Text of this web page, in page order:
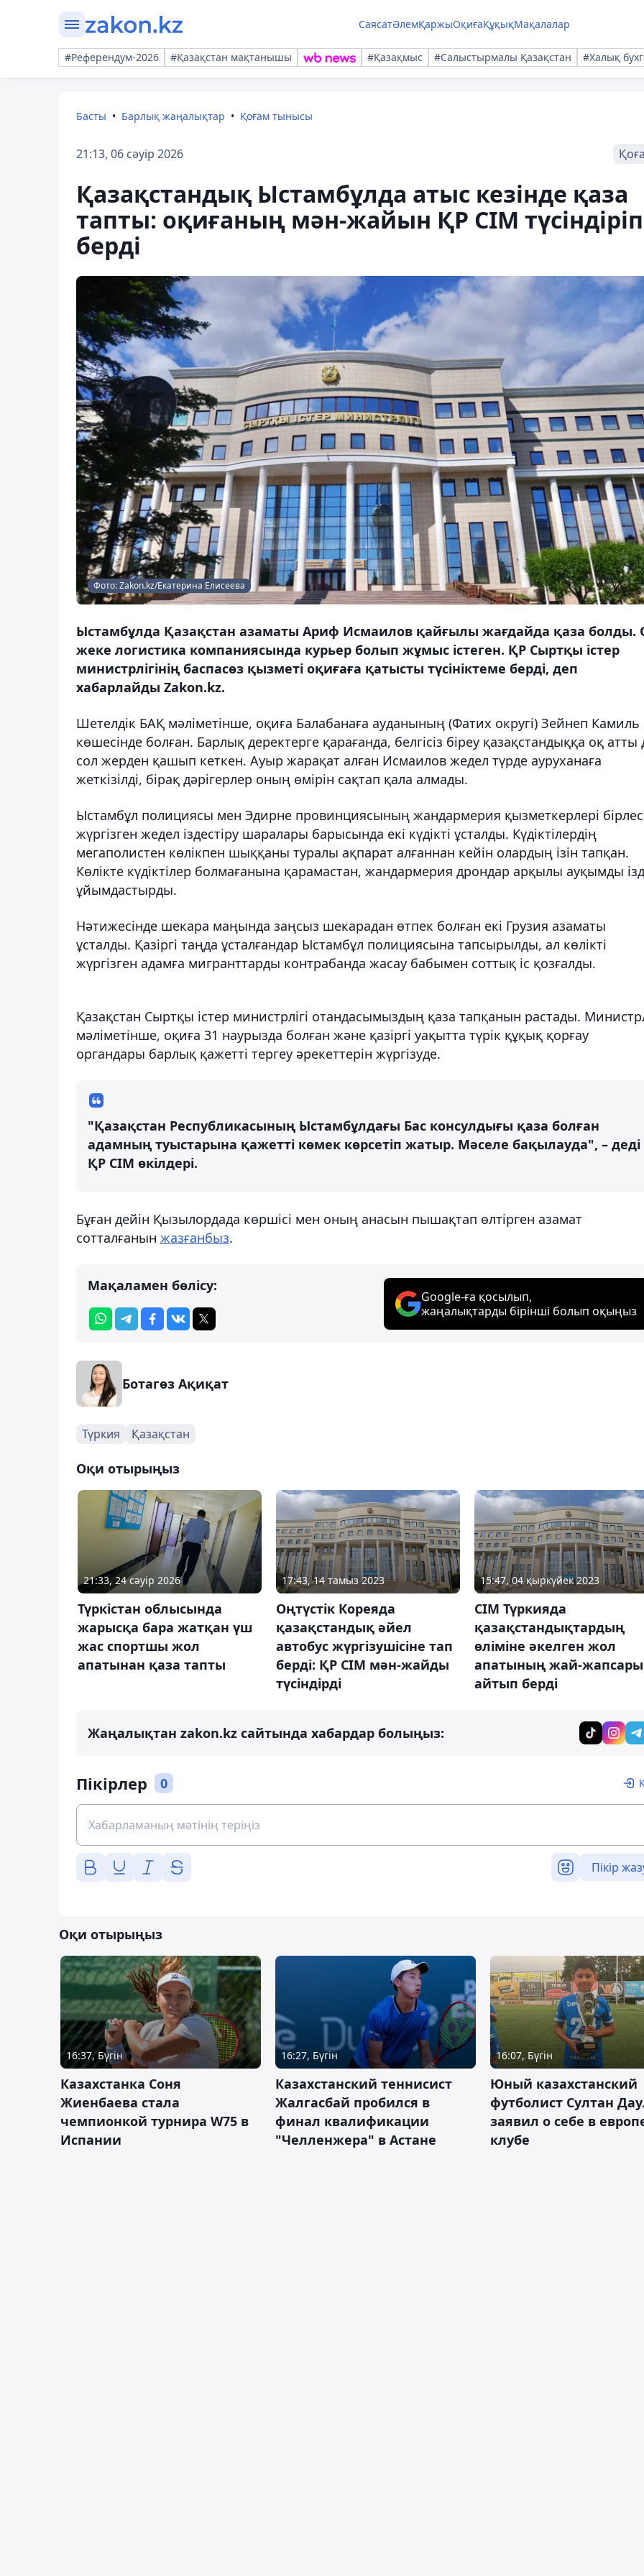
СаясатӘлемҚаржыОқиғаҚұқықМақалалар
#Референдум-2026 #Қазақстан мақтанышы #Қазақмыс #Салыстырмалы Қазақстан #Халық
Басты Барлық жаңалықтар Қоғам тынысы
21:13, 06 сәуір 2026
Қазақстандық Ыстамбұлда атыс кезінде қаза
тапты: оқиғаның мән-жайын ҚР СІМ түсіндіріп
берді
Фото: Zakon.kz/Екатерина Елисеева
Ыстамбұлда Қазақстан азаматы Ариф Исмаилов қайғылы жағдайда қаза болды.
жеке логистика компаниясында курьер болып жұмыс істеген. ҚР Сыртқы істер
министрлігінің баспасөз қызметі оқиғаға қатысты түсініктеме берді, деп
хабарлайды Zakon.kz.
Шетелдік БАҚ мәліметінше, оқиға Балабанаға ауданының (Фатих округі) Зейнеп Камиль
көшесінде болған. Барлық деректерге қарағанда, белгісіз біреу қазақстандыққа оқ атты
сол жерден қашып кеткен. Ауыр жарақат алған Исмаилов жедел түрде ауруханаға
жеткізілді, бірақ дәрігерлер оның өмірін сақтап қала алмады.
Ыстамбұл полициясы мен Эдирне провинциясының жандармерия қызметкерлері
жүргізген жедел іздестіру шаралары барысында екі күдікті ұсталды. Күдіктілердің
мегаполистен көлікпен шыққаны туралы ақпарат алғаннан кейін олардың ізін тапқан.
Көлікте күдіктілер болмағанына қарамастан, жандармерия дрондар арқылы ауқымды
ұйымдастырды.
Нәтижесінде шекара маңында заңсыз шекарадан өтпек болған екі Грузия азаматы
ұсталды. Қазіргі таңда ұсталғандар Ыстамбұл полициясына тапсырылды, ал көлікті
жүргізген адамға мигранттарды контрабанда жасау бабымен соттық іс қозғалды.
Қазақстан Сыртқы істер министрлігі отандасымыздың қаза тапқанын растады.
мәліметінше, оқиға 31 наурызда болған және қазіргі уақытта түрік құқық қорғау
органдары барлық қажетті тергеу әрекеттерін жүргізуде.
"Қазақстан Республикасының Ыстамбұлдағы Бас консулдығы қаза болған
адамның туыстарына қажетті көмек көрсетіп жатыр. Мәселе бақылауда", – деді
ҚР СІМ өкілдері.
Бұған дейін Қызылордада көршісі мен оның анасын пышақтап өлтірген азамат
сотталғанын жазғанбыз.
Мақаламен бөлісу:
Google-ға қосылып,
жаңалықтарды бірінші болып оқыңыз
Ботагөз Ақиқат
Түркия Қазақстан
Оқи отырыңыз
21:33, 24 сәуір 2026
Түркістан облысында
жарысқа бара жатқан үш
жас спортшы жол
апатынан қаза тапты
17:43, 14 тамыз 2023
Оңтүстік Кореяда
қазақстандық әйел
автобус жүргізушісіне тап
берді: ҚР СІМ мән-жайды
түсіндірді
15:47, 04 қыркүйек 2023
СІМ Түркияда
қазақстандықтардың
өліміне әкелген жол
апатының жай-
айтып берді
Жаңалықтан zakon.kz сайтында хабардар болыңыз:
Пікірлер 0
Пікір
Оқи отырыңыз
16:37, Бүгін
Казахстанка Соня
Жиенбаева стала
чемпионкой турнира W75 в
Испании
16:27, Бүгін
Казахстанский теннисист
Жалгасбай пробился в
финал квалификации
"Челленжера" в Астане
16:07, Бүгін
Юный казахстанский
футболист Султан
заявил о себе в
клубе